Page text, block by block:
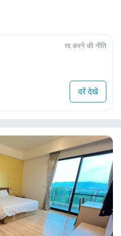
रद्द करने की नीति
दरें देखें